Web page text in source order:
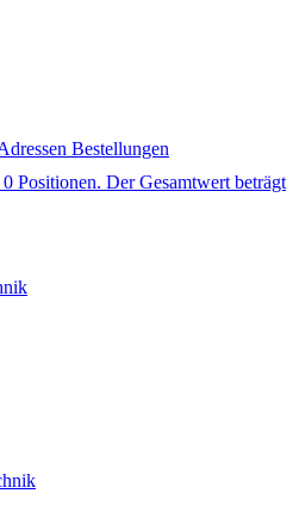
Bestellungen
Positionen. Der Gesamtwert beträgt